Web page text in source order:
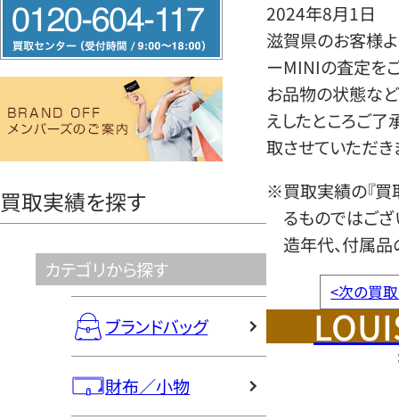
リ
ー
ヤ
買取実績を探す
カテゴリから探す
ブランドバッグ
財布／小物
2024年8月1日
滋賀県のお客様よ
ーMINIの査定を
お品物の状態など
えしたところご
取させていただき
※買取実績の『買
るものではござ
造年代、付属品
<次の買